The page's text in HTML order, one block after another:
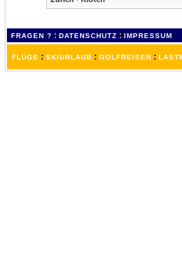
FRAGEN ? : DATENSCHUTZ : IMPRESSUM
FLÜGE : SKIURLAUB : GOLFREISEN :